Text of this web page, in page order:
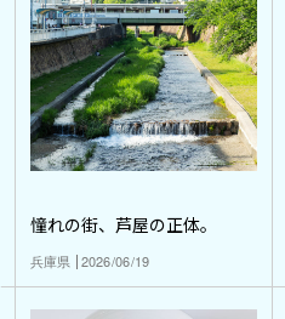
憧れの街、芦屋の正体。
兵庫県 2026/06/19